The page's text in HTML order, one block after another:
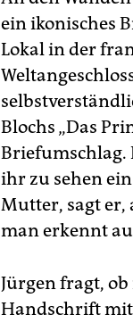
ein ikonisches
Lokal in der
Blochs „Das
Briefumschlag.
ihr zu sehen
Mutter, sagt er,
man erkennt
Jürgen fragt,
Handschrift mit